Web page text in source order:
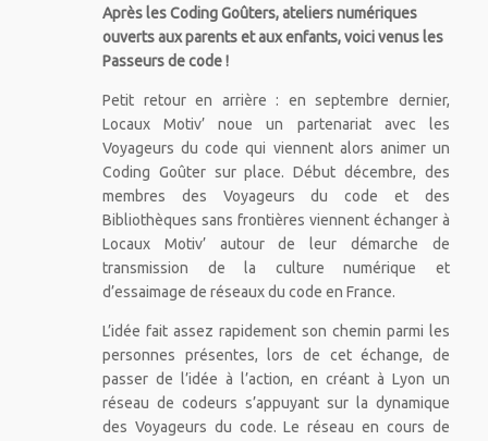
Après les Coding Goûters, ateliers numériques
ouverts aux parents et aux enfants, voici venus les
Passeurs de code !
Petit retour en arrière : en septembre dernier,
Locaux Motiv’ noue un partenariat avec les
Voyageurs du code qui viennent alors animer un
Coding Goûter sur place. Début décembre, des
membres des Voyageurs du code et des
Bibliothèques sans frontières viennent échanger à
Locaux Motiv’ autour de leur démarche de
transmission de la culture numérique et
d’essaimage de réseaux du code en France.
L’idée fait assez rapidement son chemin parmi les
personnes présentes, lors de cet échange, de
passer de l’idée à l’action, en créant à Lyon un
réseau de codeurs s’appuyant sur la dynamique
des Voyageurs du code. Le réseau en cours de